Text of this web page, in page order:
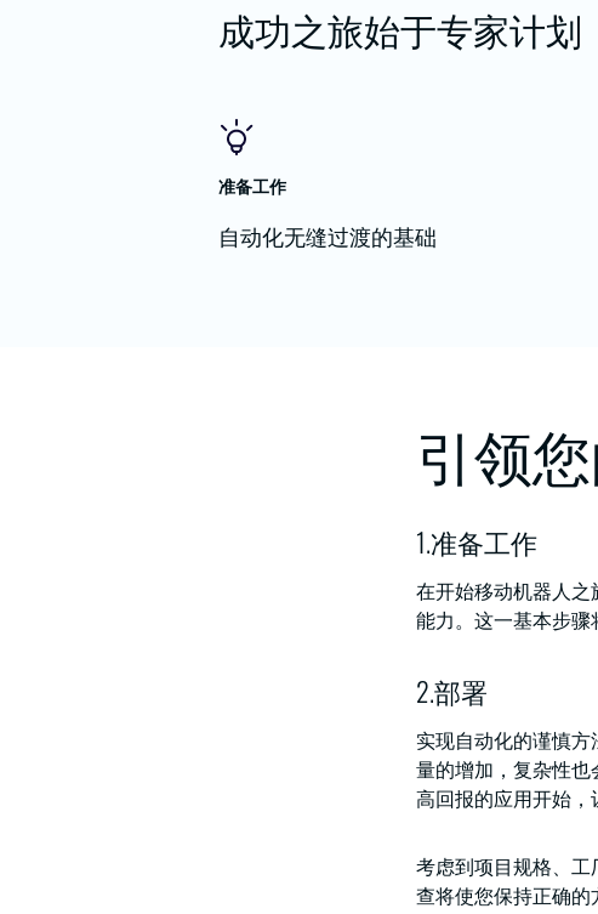
成功之旅始于专家计划
准备工作
自动化无缝过渡的基础
引领
1.准备工作
在开始移动机器人
能力。这一基本步骤
2.部署
实现自动化的谨慎
量的增加，复杂性也
高回报的应用开始，
考虑到项目规格、
查将使您保持正确的